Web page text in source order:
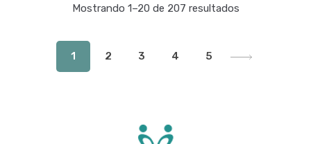
Mostrando 1–20 de 207 resultados
1 2 3 4 5